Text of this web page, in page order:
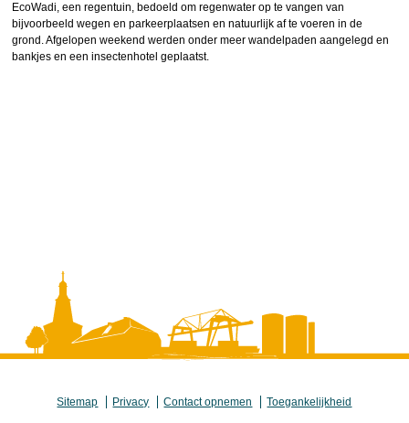
EcoWadi, een regentuin, bedoeld om regenwater op te vangen van
bijvoorbeeld wegen en parkeerplaatsen en natuurlijk af te voeren in de
grond. Afgelopen weekend werden onder meer wandelpaden aangelegd en
bankjes en een insectenhotel geplaatst.
Sitemap Privacy Contact opnemen Toegankelijkheid